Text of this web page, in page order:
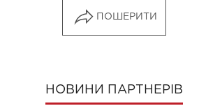
ПОШЕРИТИ
НОВИНИ ПАРТНЕРІВ